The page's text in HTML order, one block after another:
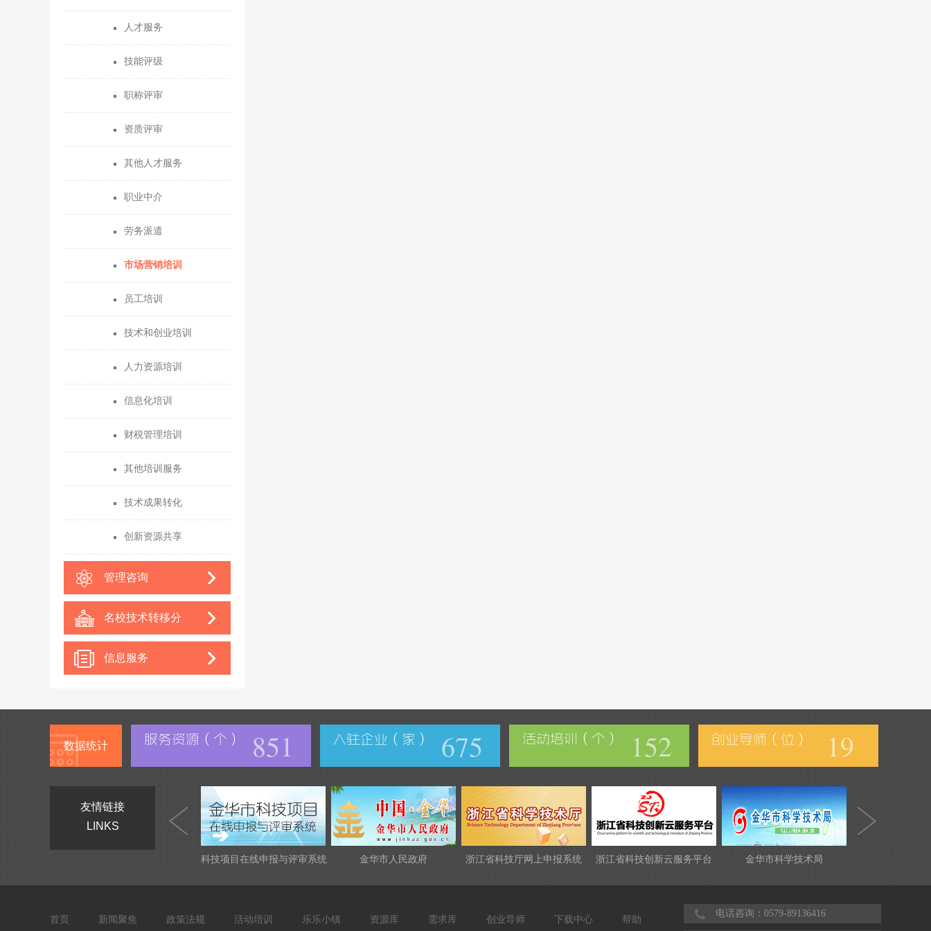
人才服务
技能评级
职称评审
资质评审
其他人才服务
职业中介
劳务派遣
市场营销培训
员工培训
技术和创业培训
人力资源培训
信息化培训
财税管理培训
其他培训服务
技术成果转化
创新资源共享
管理咨询
名校技术转移分
中心
信息服务
数据统计 851 675 152 19
友情链接
LINKS
科技项目在线申报与评审系统 金华市人民政府 浙江省科技厅网上申报系统 浙江省科技创新云服务平台 金华市科学技术局
首页 新闻聚焦 政策法规 活动培训 乐乐小镇 资源库 需求库 创业导师 下载中心 帮助
电话咨询：0579-89136416